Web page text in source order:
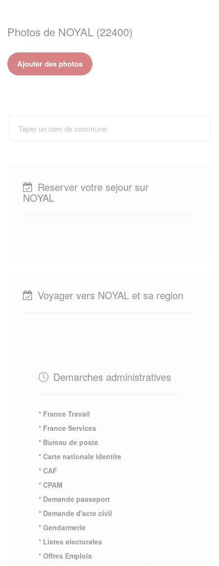
Photos de NOYAL (22400)
Ajouter des photos
Reserver votre sejour sur
NOYAL
Voyager vers NOYAL et sa region
Demarches administratives
* France Travail
* France Services
* Bureau de poste
* Carte nationale identite
* CAF
* CPAM
* Demande passeport
* Demande d'acte civil
* Gendarmerie
* Listes electorales
* Offres Emplois